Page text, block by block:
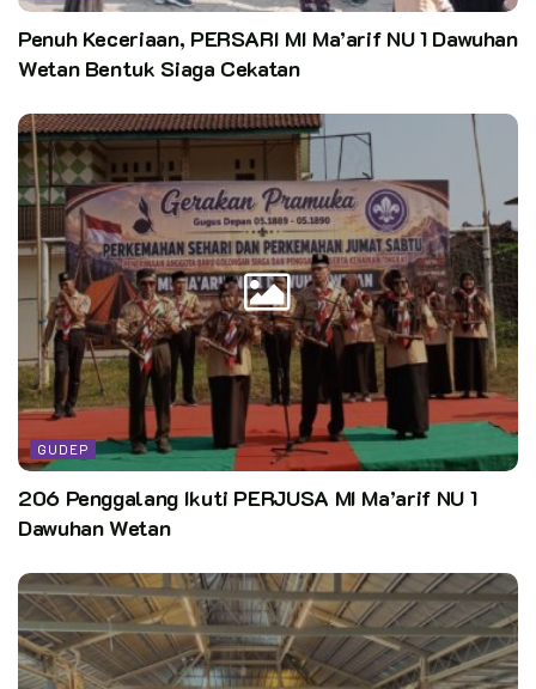
Penuh Keceriaan, PERSARI MI Ma’arif NU 1 Dawuhan
Wetan Bentuk Siaga Cekatan
GUDEP
206 Penggalang Ikuti PERJUSA MI Ma’arif NU 1
Dawuhan Wetan